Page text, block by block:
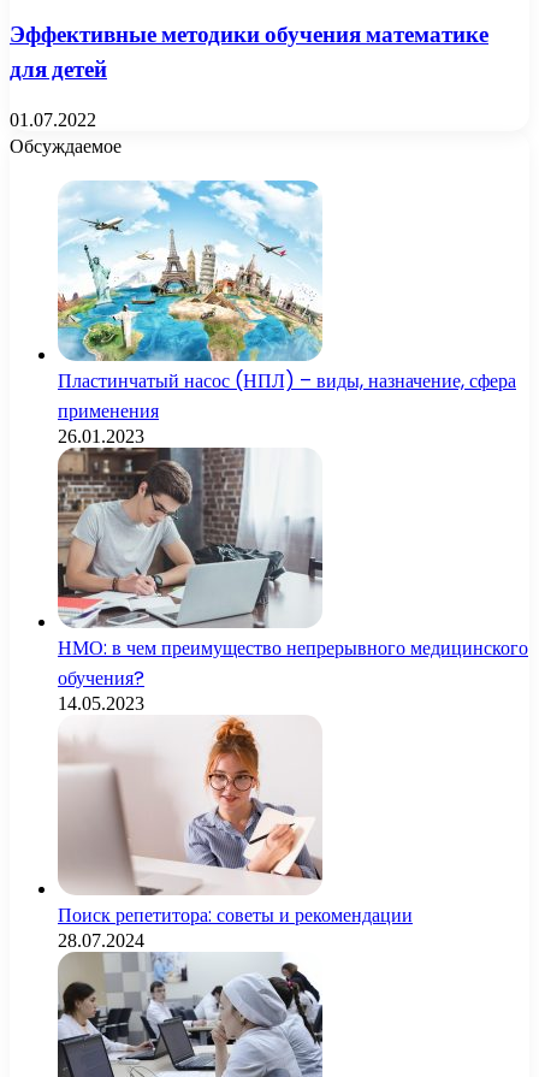
Эффективные методики обучения математике
для детей
01.07.2022
Обсуждаемое
Пластинчатый насос (НПЛ) – виды, назначение, сфера
применения
26.01.2023
НМО: в чем преимущество непрерывного медицинского
обучения?
14.05.2023
Поиск репетитора: советы и рекомендации
28.07.2024